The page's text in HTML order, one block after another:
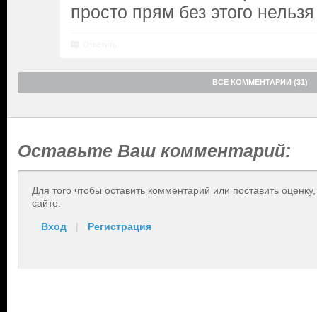
просто прям без этого нельзя
ВСЕ КОММЕНТАРИИ (31)
Оставьте Ваш комментарий:
Для того чтобы оставить комментарий или поставить
сайте.
Вход | Регистрация